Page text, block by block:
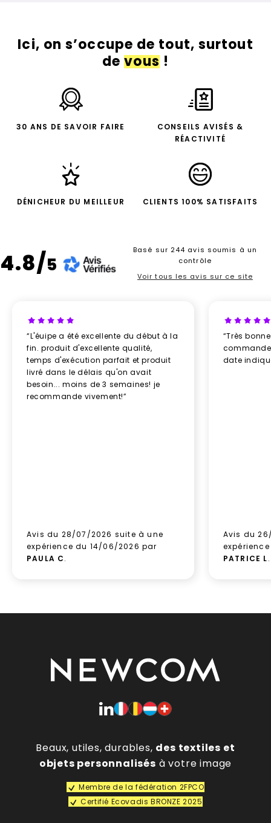
Ici, on s’occupe de tout, surtout
devous!
30 ANS DE SAVOIR FAIRE
CONSEILS AVISÉS &
RÉACTIVITÉ
DÉNICHEUR DU MEILLEUR CLIENTS 100% SATISFAITS
4.8/5
Basé sur 244 avis soumis à un
contrôle
Voir tous les avis sur ce site
“L'éuipe a été excellente du début à la
fin. produit d'excellente qualité,
temps d'exécution parfait et produit
livré dans le délais qu'on avait
besoin... moins de 3 semaines! je
recommande vivement!”
Avis du 28/07/2026 suite à une
expérience du 14/06/2026 par
PAULA C.
“Très
date
Avis du
PATRICE L.
Beaux, utiles, durables, des textiles et
objets personnalisés à votre image
Membre de la fédération 2FPCO
Certifié Ecovadis BRONZE 2025